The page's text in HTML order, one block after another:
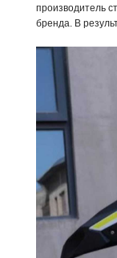
производитель
бренда. В